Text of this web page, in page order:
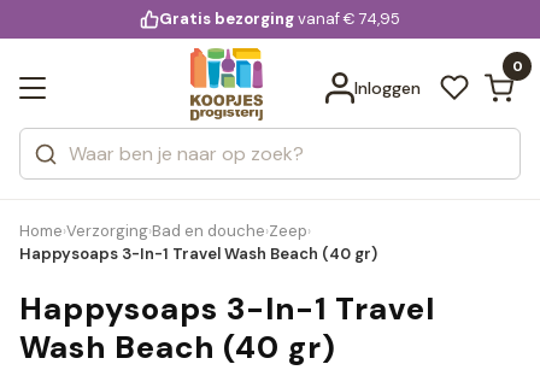
voor 20:00 uur besteld
Gratis bezorgingvanaf € 74,95
Inloggen
0
Zoeken
Categorieën
Merken
Bekijk alle resultaten
Home›Verzorging›Bad en douche›Zeep›
Happysoaps 3-In-1 Travel Wash Beach (40 gr)
Happysoaps 3-In-1 Travel
Wash Beach (40 gr)